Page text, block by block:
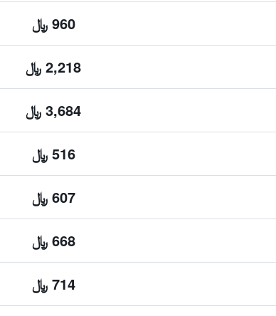
960 ﷼
2,218 ﷼
3,684 ﷼
516 ﷼
607 ﷼
668 ﷼
714 ﷼